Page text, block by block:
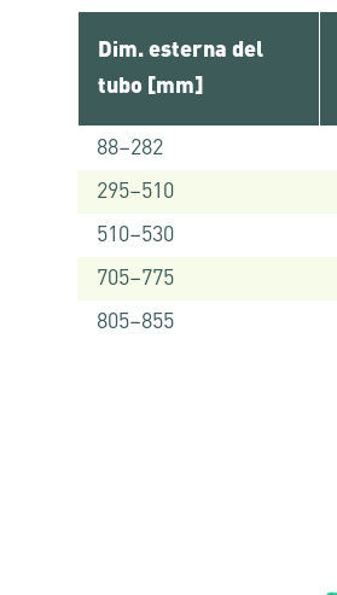
Dim. esterna del
tubo [mm]
88–282
295–510
510–530
705–775
805–855